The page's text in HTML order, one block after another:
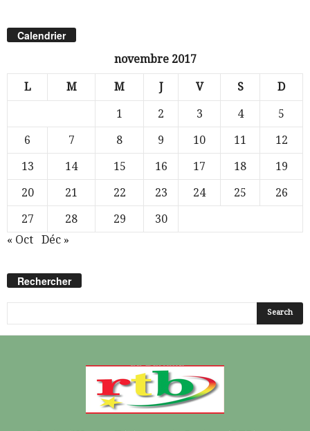
Calendrier
novembre 2017
L M M J V S D
1 2 3 4
5
6
7 8 9 10 11
12
13
14 15 16 17 18
19
20
21 22 23 24 25
26
27
28 29
30
« Oct
Déc »
Rechercher